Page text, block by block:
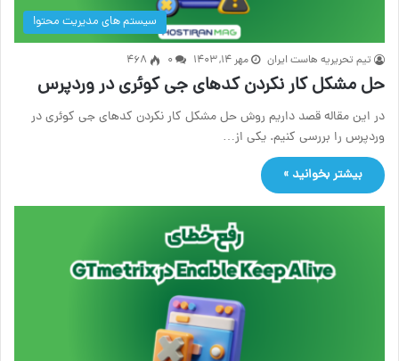
سیستم های مدیریت محتوا
تیم تحریریه هاست ایران مهر ۱۴, ۱۴۰۳ ۰ 468
حل مشکل کار نکردن کدهای جی کوئری در وردپرس
در این مقاله قصد داریم روش حل مشکل کار نکردن کدهای جی کوئری در
وردپرس را بررسی کنیم. یکی از…
بیشتر بخوانید »